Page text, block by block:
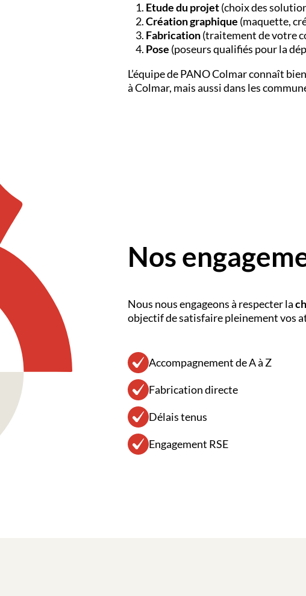
Etude du projet(choix des
Création graphique (maquette,
Fabrication(traitement de votre
Pose (poseurs qualifiés pour la
L’équipe de PANOColmar connaît
à Colmar, mais aussi dans les
Nos
Nous nous engageons à respecter la
objectif de satisfaire pleinement vos
Accompagnement de A à Z
Fabrication directe
Délais tenus
Engagement RSE